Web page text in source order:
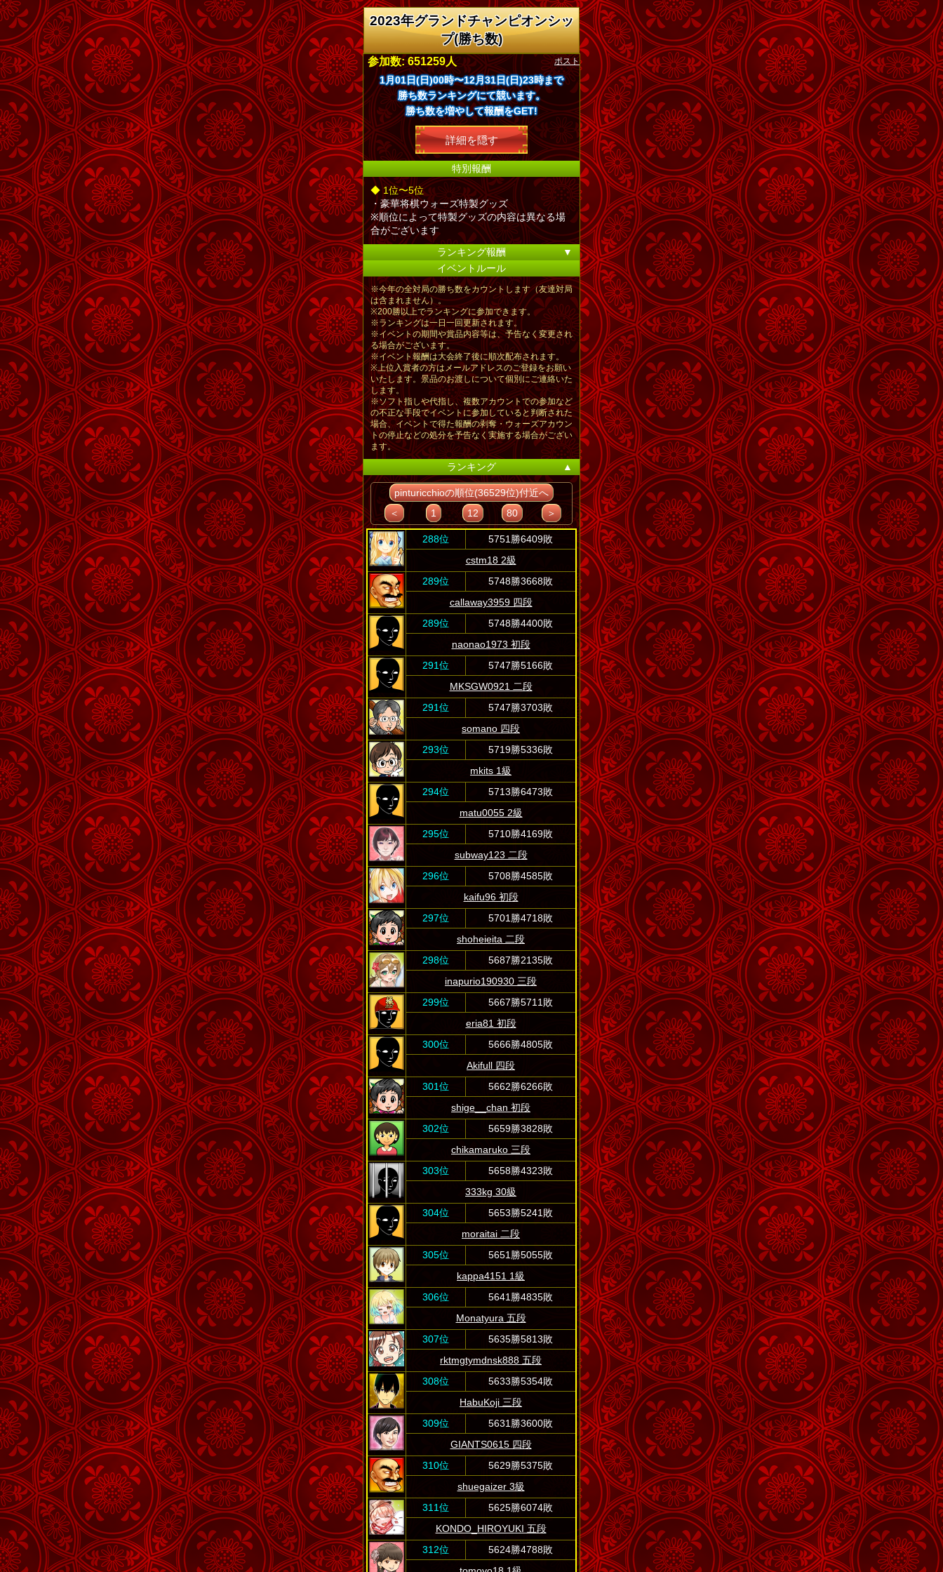
2023年グランドチャンピオンシッ
プ(勝ち数)
ポスト
参加数: 651259人
1月01日(日)00時〜12月31日(日)23時まで
勝ち数ランキングにて競います。
勝ち数を増やして報酬をGET!
詳細を隠す
特別報酬
◆ 1位〜5位
・豪華将棋ウォーズ特製グッズ
※順位によって特製グッズの内容は異なる場
合がございます
ランキング報酬
▼
イベントルール
※今年の全対局の勝ち数をカウントします（友達対局
は含まれません）。
※200勝以上でランキングに参加できます。
※ランキングは一日一回更新されます。
※イベントの期間や賞品内容等は、予告なく変更され
る場合がございます。
※イベント報酬は大会終了後に順次配布されます。
※上位入賞者の方はメールアドレスのご登録をお願い
いたします。景品のお渡しについて個別にご連絡いた
します。
※ソフト指しや代指し、複数アカウントでの参加など
の不正な手段でイベントに参加していると判断された
場合、イベントで得た報酬の剥奪・ウォーズアカウン
トの停止などの処分を予告なく実施する場合がござい
ます。
ランキング ▲
pinturicchioの順位(36529位)付近へ
＜
1 12 80 ＞
288位
5751勝6409敗
cstm18 2級
289位
5748勝3668敗
callaway3959 四段
289位
5748勝4400敗
naonao1973 初段
291位
5747勝5166敗
MKSGW0921 二段
291位
5747勝3703敗
somano 四段
293位
5719勝5336敗
mkits 1級
294位
5713勝6473敗
matu0055 2級
295位
5710勝4169敗
subway123 二段
296位
5708勝4585敗
kaifu96 初段
297位
5701勝4718敗
shoheieita 二段
298位
5687勝2135敗
inapurio190930 三段
299位
5667勝5711敗
eria81 初段
300位
5666勝4805敗
Akifull 四段
301位
5662勝6266敗
shige__chan 初段
302位
5659勝3828敗
chikamaruko 三段
303位
5658勝4323敗
333kg 30級
304位
5653勝5241敗
moraitai 二段
305位
5651勝5055敗
kappa4151 1級
306位
5641勝4835敗
Monatyura 五段
307位
5635勝5813敗
rktmgtymdnsk888 五段
308位
5633勝5354敗
HabuKoji 三段
309位
5631勝3600敗
GIANTS0615 四段
310位
5629勝5375敗
shuegaizer 3級
311位
5625勝6074敗
KONDO_HIROYUKI 五段
312位
5624勝4788敗